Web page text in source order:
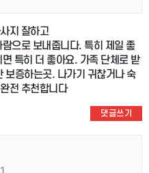
지 잘하고
으로 보내줍니다. 특히 제일 좋
특히 더 좋아요. 가족 단체로 받
보증하는곳. 나가기 귀찮거나 숙
전 추천합니다
댓글쓰기